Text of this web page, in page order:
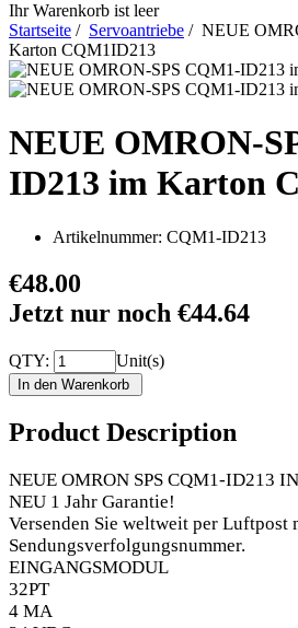
Ihr Warenkorb ist leer
Startseite / Servoantriebe / NEUE
Karton CQM1ID213
NEUE OMRON-
ID213 im Karton
Artikelnummer: CQM1-ID213
€48.00
Jetzt nur noch €44.64
QTY: Unit(s)
Product Description
NEUE OMRON SPS CQM1-ID213
NEU 1 Jahr Garantie!
Versenden Sie weltweit per Luftpost
Sendungsverfolgungsnummer.
EINGANGSMODUL
32PT
4 MA